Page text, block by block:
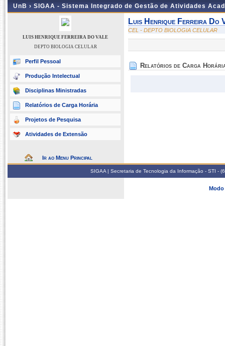
UnB › SIGAA - Sistema Integrado de Gestão de Atividades
LUIS HENRIQUE FERREIRA DO VALE
DEPTO BIOLOGIA CELULAR
Perfil Pessoal
Produção Intelectual
Disciplinas Ministradas
Relatórios de Carga Horária
Projetos de Pesquisa
Atividades de Extensão
Ir ao Menu Principal
Luis Henrique Ferreira Do
CEL - DEPTO BIOLOGIA CELULAR
Relatórios de Carga
SIGAA | Secretaria de Tecnologia da Informação - STI -
Modo